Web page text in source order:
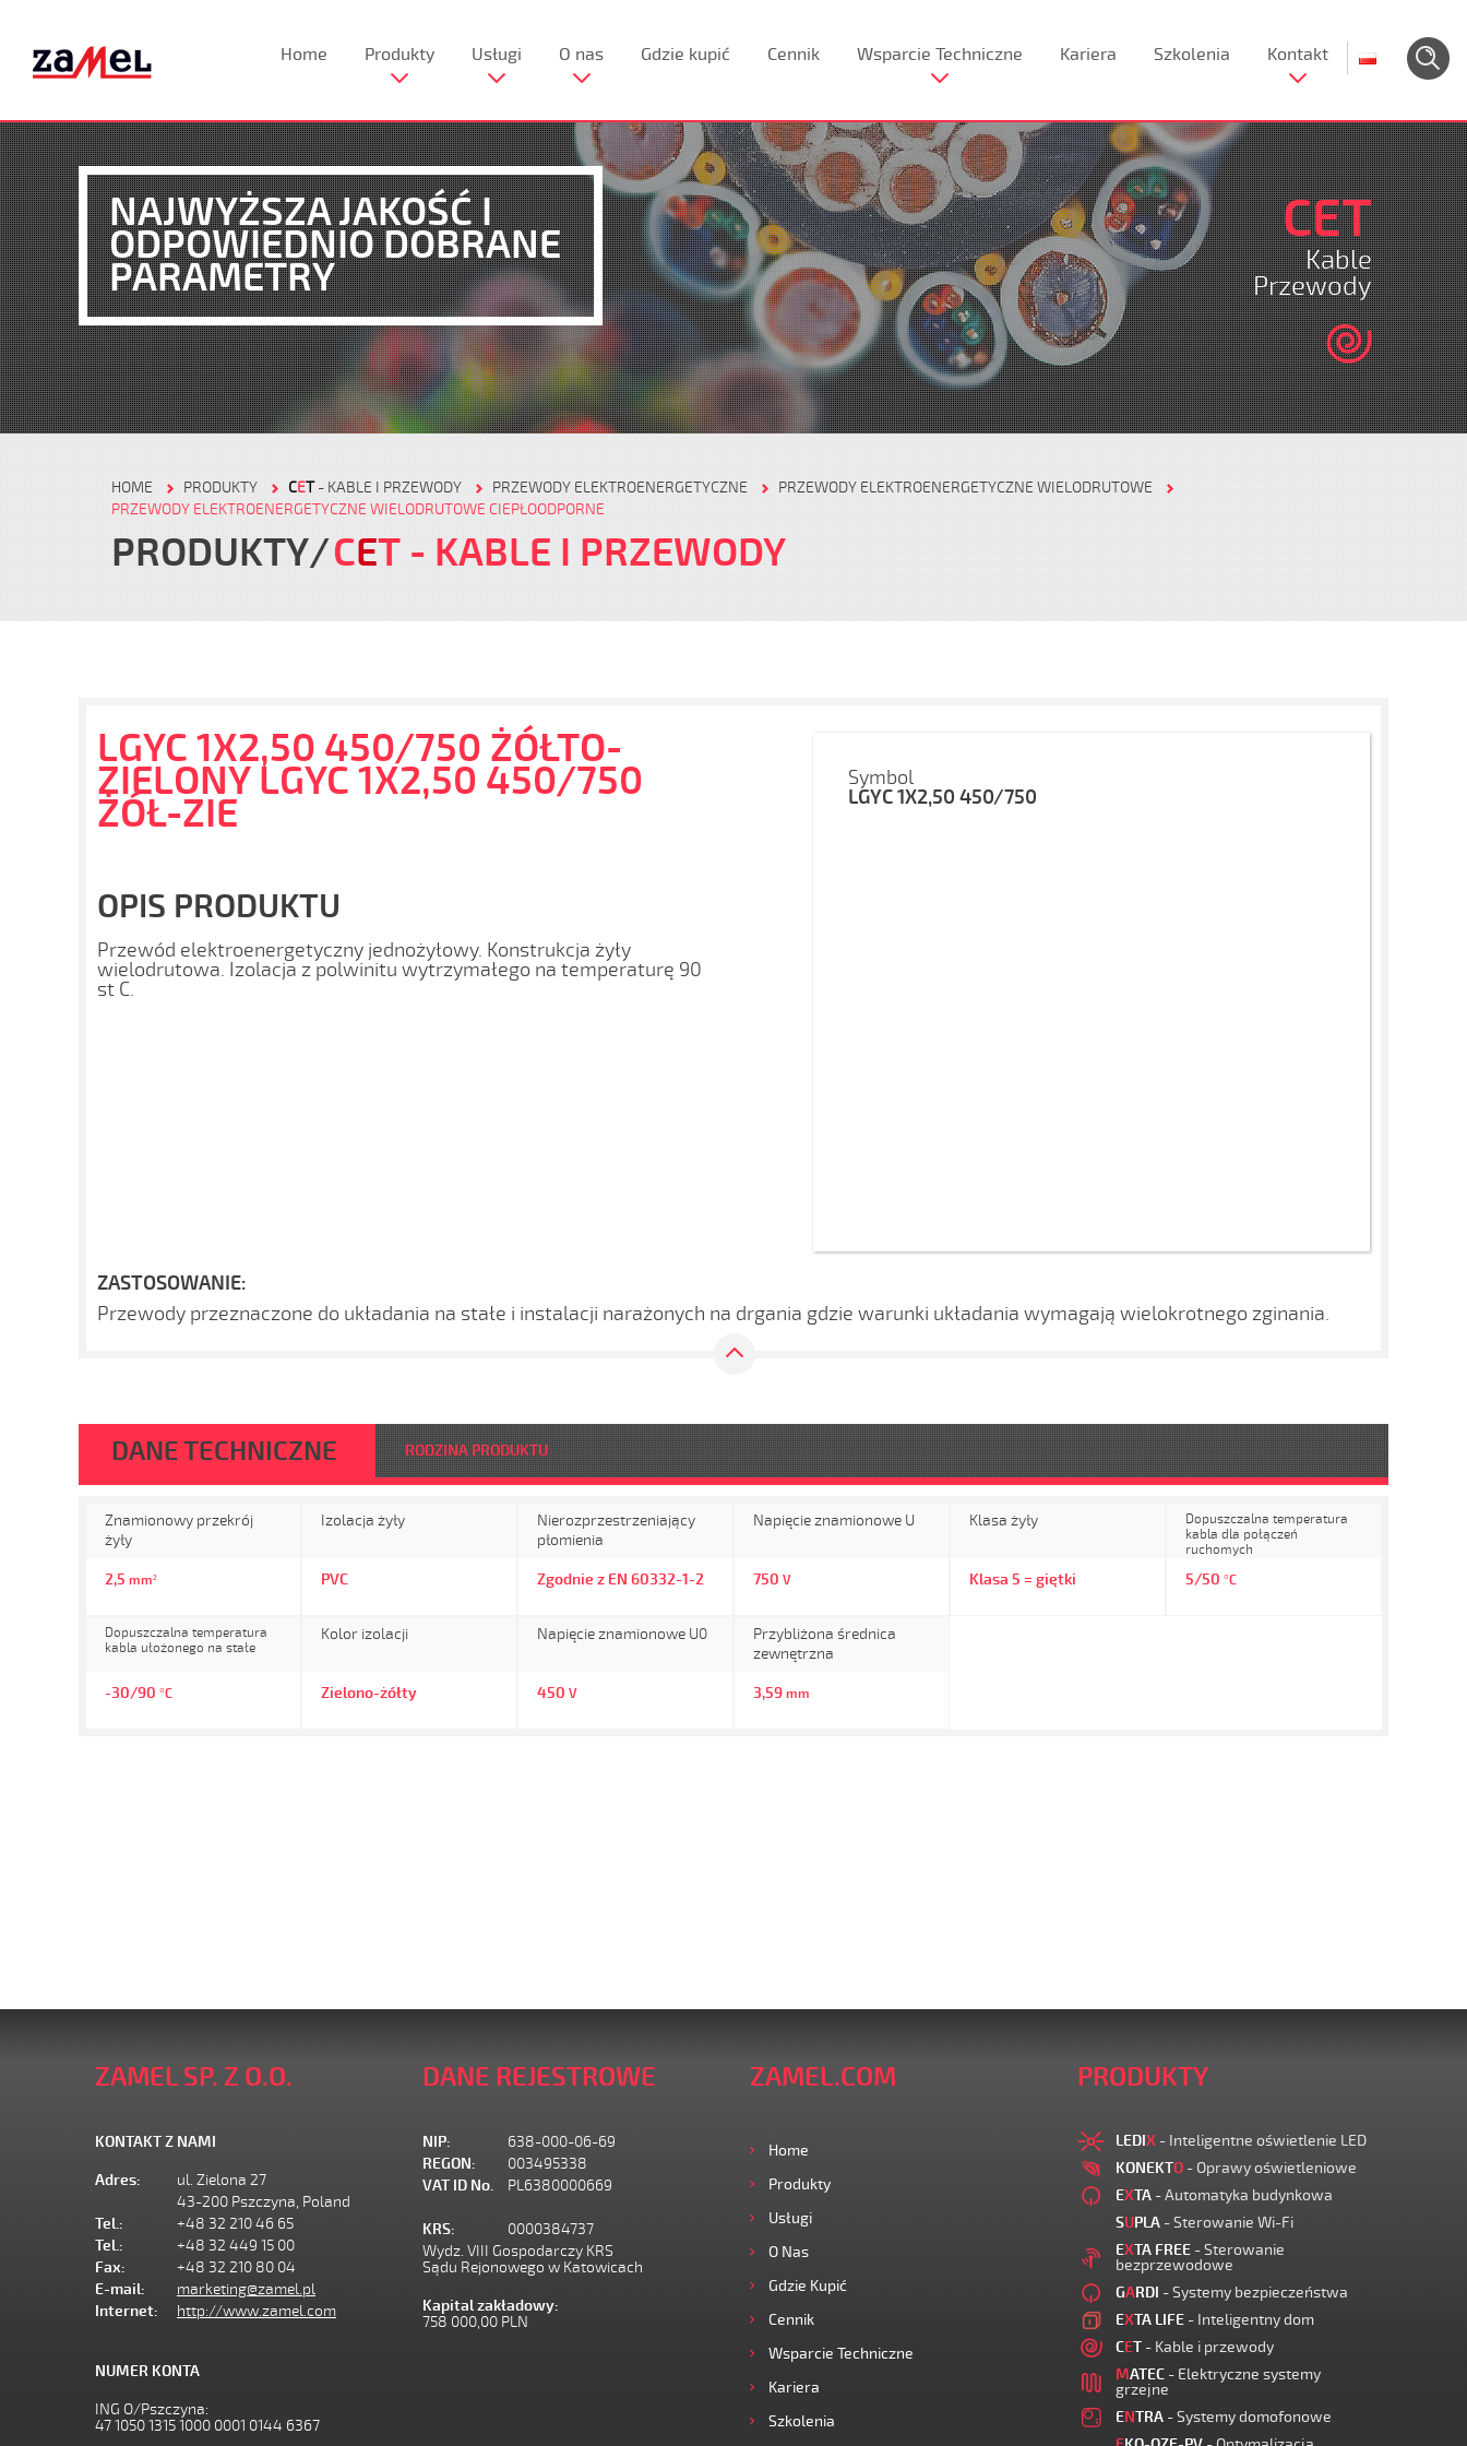
Home Produkty Usługi O nas Gdzie kupić Cennik Wsparcie Techniczne Kariera Szkolenia Kontakt
NAJWYŻSZA JAKOŚĆ I
ODPOWIEDNIO DOBRANE
PARAMETRY
CET
Kable
Przewody
HOME PRODUKTY CET- KABLE I PRZEWODY PRZEWODY ELEKTROENERGETYCZNE
PRZEWODY ELEKTROENERGETYCZNE WIELODRUTOWE
PRZEWODY ELEKTROENERGETYCZNE WIELODRUTOWE CIEPŁOODPORNE
PRODUKTY CET - KABLE I PRZEWODY
LGYC 1X2,50 450/750 ŻÓŁTO-
ZIELONY LGYC 1X2,50 450/750
ŻÓŁ-ZIE
OPIS PRODUKTU
Przewód elektroenergetyczny jednożyłowy. Konstrukcja żyły
wielodrutowa. Izolacja z polwinitu wytrzymałego na temperaturę 90
st C.
Symbol
LGYC 1X2,50 450/750
ZASTOSOWANIE:
Przewody przeznaczone do układania na stałe i instalacji narażonych na drgania gdzie warunki układania wymagają wielokrotnego zginania.
DANE TECHNICZNE RODZINA PRODUKTU
Znamionowy przekrój
żyły
2,5 mm²
Izolacja żyły
PVC
Nierozprzestrzeniający
płomienia
Zgodnie z EN 60332-1-2
Napięcie znamionowe U
750 V
Klasa żyły
Klasa 5 = giętki
Dopuszczalna temperatura
kabla dla połączeń
ruchomych
5/50 °C
Dopuszczalna temperatura
kabla ułożonego na stałe
-30/90 °C
Kolor izolacji
Zielono-żółty
Napięcie znamionowe U0
450 V
Przybliżona średnica
zewnętrzna
3,59 mm
ZAMEL SP. Z O.O.
KONTAKT Z NAMI
Adres:
ul. Zielona 27
43-200 Pszczyna, Poland
Tel.:
+48 32 210 46 65
Tel.:
+48 32 449 15 00
Fax:
+48 32 210 80 04
E-mail:
marketing@zamel.pl
Internet:
http://www.zamel.com
NUMER KONTA
ING O/Pszczyna:
47 1050 1315 1000 0001 0144 6367
DANE REJESTROWE
NIP:
638-000-06-69
REGON:
003495338
VAT ID No.
PL6380000669
KRS:
0000384737
Wydz. VIII Gospodarczy KRS
Sądu Rejonowego w Katowicach
Kapital zakładowy:
758 000,00 PLN
ZAMEL.COM
Home
Produkty
Usługi
O Nas
Gdzie Kupić
Cennik
Wsparcie Techniczne
Kariera
Szkolenia
PRODUKTY
LEDIX - Inteligentne oświetlenie LED
KONEKTO - Oprawy oświetleniowe
EXTA - Automatyka budynkowa
SUPLA - Sterowanie Wi-Fi
EXTA FREE - Sterowanie
bezprzewodowe
GARDI - Systemy bezpieczeństwa
EXTA LIFE - Inteligentny dom
CET - Kable i przewody
MATEC - Elektryczne systemy
grzejne
ENTRA - Systemy domofonowe